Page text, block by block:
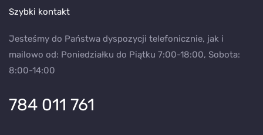
Szybki kontakt
Jesteśmy do Państwa dyspozycji telefonicznie, jak i
mailowo od: Poniedziałku do Piątku 7:00-18:00, Sobota:
8:00-14:00
784 011 761